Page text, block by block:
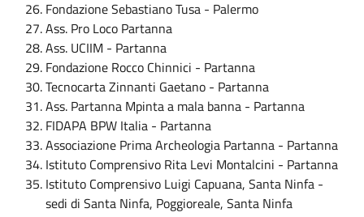
Fondazione Sebastiano Tusa - Palermo
Ass. Pro Loco Partanna
Ass. UCIIM - Partanna
Fondazione Rocco Chinnici - Partanna
Tecnocarta Zinnanti Gaetano - Partanna
Ass. Partanna Mpinta a mala banna - Partanna
FIDAPA BPW Italia - Partanna
Associazione Prima Archeologia Partanna - Partanna
Istituto Comprensivo Rita Levi Montalcini - Partanna
Istituto Comprensivo Luigi Capuana, Santa Ninfa -
sedi di Santa Ninfa, Poggioreale, Santa Ninfa